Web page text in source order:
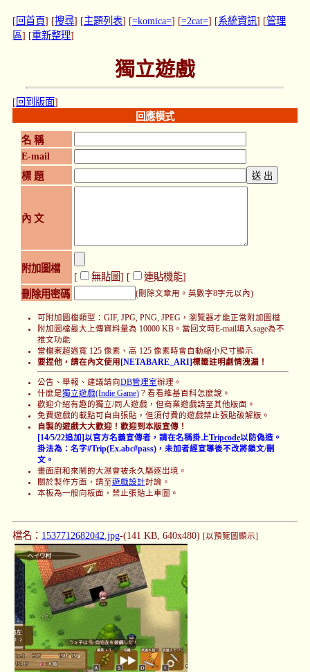
[ 回首頁] [搜尋] [主題列表] [=komica=] [=2cat=] [系統資訊] [管理
區] [重新整理]
獨立遊戲
[ 回到版面]
回應模式
名 稱
E-mail
標 題
內 文
附加圖檔
[ 無貼圖] [ 連貼機能]
刪除用密碼
(刪除文章用。英數字8字元以內)
可附加圖檔類型：GIF, JPG, PNG, JPEG，瀏覽器才能正常附加圖檔
附加圖檔最大上傳資料量為 10000 KB。當回文時E-mail填入sage為不
推文功能
當檔案超過寬 125 像素、高 125 像素時會自動縮小尺寸顯示
要捏他，請在內文使用 [NETABARE_ARI]標籤註明劇情洩漏！
公告、舉報、建議請向 DB管理室辦理。
什麼是獨立遊戲(Indie Game) ？看看維基百科怎麼說。
歡迎介紹有趣的獨立/同人遊戲，但商業遊戲請至其他版面。
免費遊戲的載點可自由張貼，但須付費的遊戲禁止張貼破解版。
自製的遊戲大大歡迎！歡迎到本版宣傳！
[14/5/22追加]以官方名義宣傳者，請在名稱掛上Tripcode以防偽造。
掛法為：名字#Trip(Ex.abc#pass)，未加者經宣導後不改將鎖文/刪
文。
畫面廚和來鬧的大濕會被永久驅逐出境。
關於製作方面，請至遊戲設計討論。
本板為一般向板面，禁止張貼上車圖。
檔名： 1537712682042.jpg-(141 KB, 640x480) [以預覽圖顯示]